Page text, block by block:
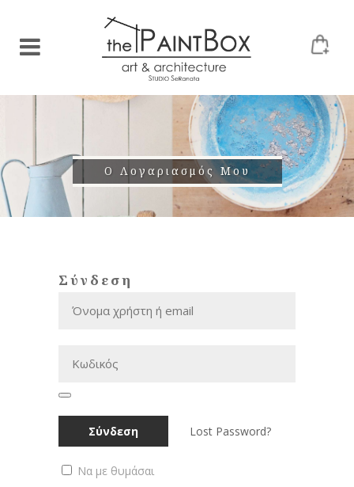
Ο Λογαριασμός Μου
Σύνδεση
Lost Password?
Να με θυμάσαι